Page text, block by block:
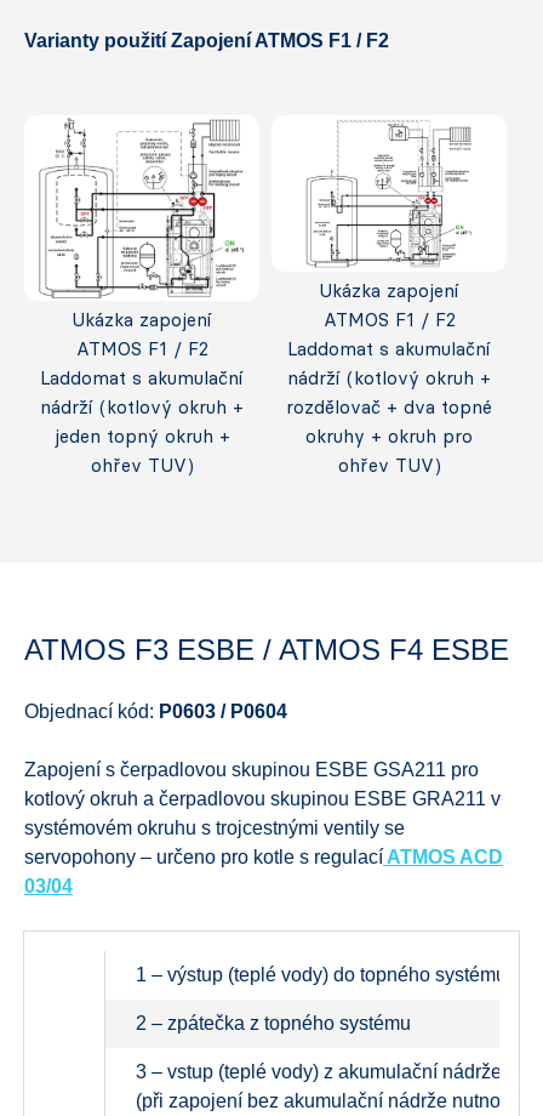
Varianty použití Zapojení ATMOS F1 / F2
Ukázka zapojení
ATMOS F1 / F2
Laddomat s akumulační
nádrží (kotlový okruh +
jeden topný okruh +
ohřev TUV)
Ukázka zapojení
ATMOS F1 / F2
Laddomat s akumulační
nádrží (kotlový okruh +
rozdělovač + dva topné
okruhy + okruh pro
ohřev TUV)
ATMOS F3 ESBE / ATMOS F4 ESBE
Objednací kód: P0603 / P0604
Zapojení s čerpadlovou skupinou ESBE GSA211 pro
kotlový okruh a čerpadlovou skupinou ESBE GRA211 v
systémovém okruhu s trojcestnými ventily se
servopohony – určeno pro kotle s regulací ATMOS ACD
03/04
1 – výstup (teplé vody) do topného systému
2 – zpátečka z topného systému
3 – vstup (teplé vody) z akumulační nádrže do
(při zapojení bez akumulační nádrže nutno